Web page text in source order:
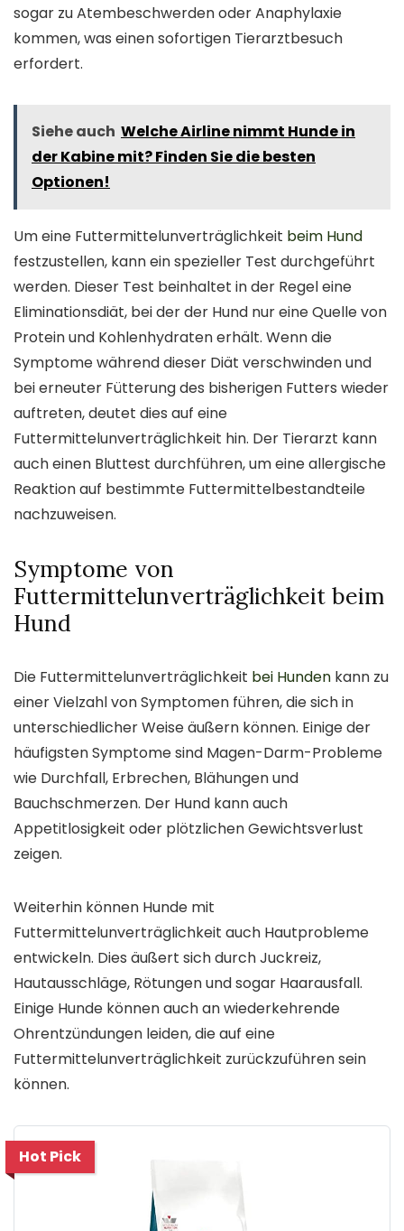
sogar zu Atembeschwerden oder Anaphylaxie
kommen, was einen sofortigen Tierarztbesuch
erfordert.
Siehe auch Welche Airline nimmt Hunde in
der Kabine mit? Finden Sie die besten
Optionen!
Um eine Futtermittelunverträglichkeit beim Hund
festzustellen, kann ein spezieller Test durchgeführt
werden. Dieser Test beinhaltet in der Regel eine
Eliminationsdiät, bei der der Hund nur eine Quelle von
Protein und Kohlenhydraten erhält. Wenn die
Symptome während dieser Diät verschwinden und
bei erneuter Fütterung des bisherigen Futters wieder
auftreten, deutet dies auf eine
Futtermittelunverträglichkeit hin. Der Tierarzt kann
auch einen Bluttest durchführen, um eine allergische
Reaktion auf bestimmte Futtermittelbestandteile
nachzuweisen.
Symptome von
Futtermittelunverträglichkeit beim
Hund
Die Futtermittelunverträglichkeit bei Hunden kann zu
einer Vielzahl von Symptomen führen, die sich in
unterschiedlicher Weise äußern können. Einige der
häufigsten Symptome sind Magen-Darm-Probleme
wie Durchfall, Erbrechen, Blähungen und
Bauchschmerzen. Der Hund kann auch
Appetitlosigkeit oder plötzlichen Gewichtsverlust
zeigen.
Weiterhin können Hunde mit
Futtermittelunverträglichkeit auch Hautprobleme
entwickeln. Dies äußert sich durch Juckreiz,
Hautausschläge, Rötungen und sogar Haarausfall.
Einige Hunde können auch an wiederkehrende
Ohrentzündungen leiden, die auf eine
Futtermittelunverträglichkeit zurückzuführen sein
können.
Hot Pick